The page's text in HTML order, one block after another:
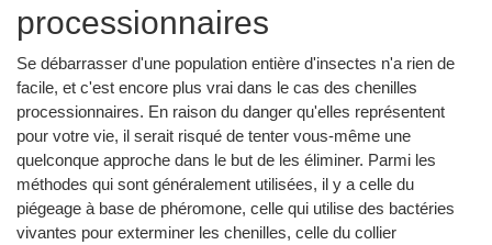
processionnaires
Se débarrasser d'une population entière d'insectes n'a rien de
facile, et c'est encore plus vrai dans le cas des chenilles
processionnaires. En raison du danger qu'elles représentent
pour votre vie, il serait risqué de tenter vous-même une
quelconque approche dans le but de les éliminer. Parmi les
méthodes qui sont généralement utilisées, il y a celle du
piégeage à base de phéromone, celle qui utilise des bactéries
vivantes pour exterminer les chenilles, celle du collier